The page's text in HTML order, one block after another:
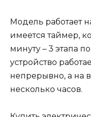
Модель работает
имеется таймер,
минуту – 3 этапа
устройство
непрерывно, а на
несколько часов.